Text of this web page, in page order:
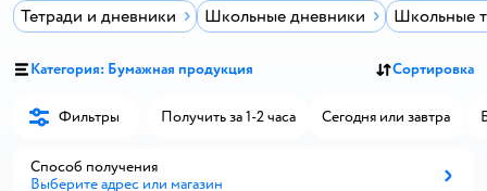
Тетради и дневники Школьные дневники Школьные
Категория: Бумажная продукция Сортировка
Фильтры Получить за 1-2 часа Сегодня или завтра
Способ получения
Выберите адрес или магазин